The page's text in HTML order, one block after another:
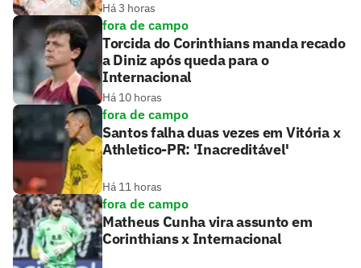
Há 3 horas
fora de campo
Torcida do Corinthians manda recado
a Diniz após queda para o
Internacional
Há 10 horas
fora de campo
Santos falha duas vezes em Vitória x
Athletico-PR: 'Inacreditável'
Há 11 horas
fora de campo
Matheus Cunha vira assunto em
Corinthians x Internacional